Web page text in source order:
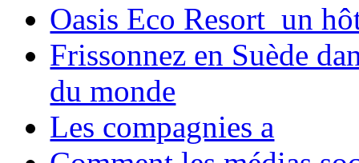
Oasis Eco Resort un
Frissonnez en Suède
du monde
Les compagnies a